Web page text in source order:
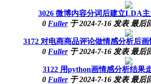
3026 微博内容分词后建立LDA
0 Fuller 于2024-7-16 发表 最后
3172 对电商商品评论做情感分析后画
0 Fuller 于2024-7-16 发表 最后
3122 用python画情感分析结果
0 Fuller 于2024-7-16 发表 最后